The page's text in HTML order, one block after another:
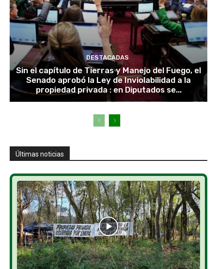
DESTACADAS
Sin el capítulo de Tierras y Manejo del Fuego, el
Senado aprobó la Ley de Inviolabilidad a la
propiedad privada : en Diputados se...
Últimas noticias